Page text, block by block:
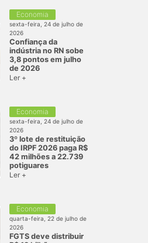
Economia
sexta-feira, 24 de julho de
2026
Confiança da
indústria no RN sobe
3,8 pontos em julho
de 2026
Ler +
Economia
sexta-feira, 24 de julho de
2026
3º lote de restituição
do IRPF 2026 paga R$
42 milhões a 22.739
potiguares
Ler +
Economia
quarta-feira, 22 de julho de
2026
FGTS deve distribuir